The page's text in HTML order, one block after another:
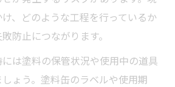
、どのような工程を行っているか
防止につながります。
は塗料の保管状況や使用中の道具
ょう。塗料缶のラベルや使用期